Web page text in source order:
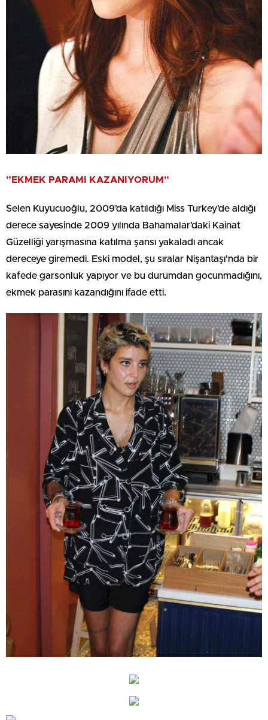
”EKMEK PARAMI KAZANIYORUM”
Selen Kuyucuoğlu, 2009’da katıldığı Miss Turkey’de aldığı
derece sayesinde 2009 yılında Bahamalar’daki Kainat
Güzelliği yarışmasına katılma şansı yakaladı ancak
dereceye giremedi. Eski model, şu sıralar Nişantaşı’nda bir
kafede garsonluk yapıyor ve bu durumdan gocunmadığını,
ekmek parasını kazandığını ifade etti.